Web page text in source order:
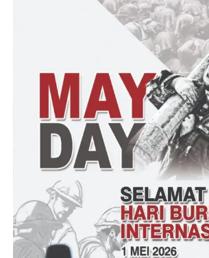
Ketua FKP Provinsi Banten Slamet Ibnu
kunjungan kerja terhadap pelaku
mengapresiasi terhadap Rahmat peternak
muda semangat untuk berwirausaha dan
lingkungan
“Saya sangat kagum dengan kerja keras
dibuktikannya diera saat ini anak muda
berkembang dalam melihat potensi yang ada
terutama perternakan,” terangnya